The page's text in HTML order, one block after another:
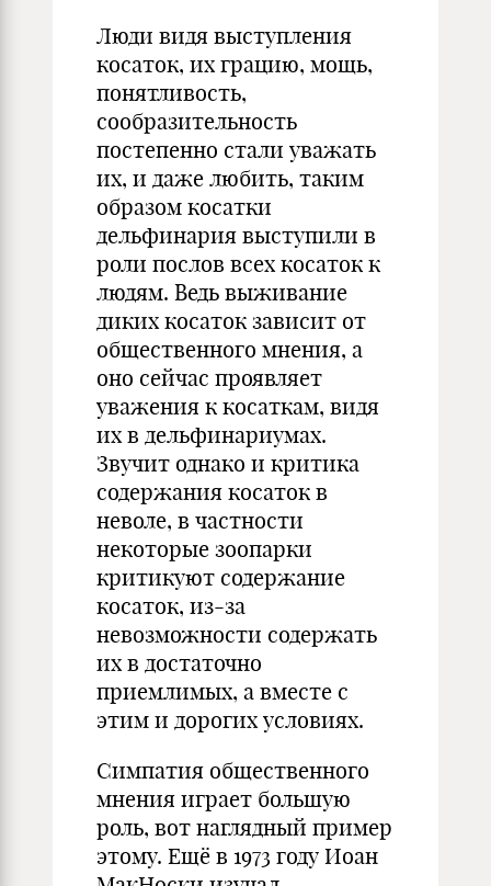
Люди видя выступления
косаток, их грацию, мощь,
понятливость,
сообразительность
постепенно стали уважать
их, и даже любить, таким
образом косатки
дельфинария выступили в
роли послов всех косаток к
людям. Ведь выживание
диких косаток зависит от
общественного мнения, а
оно сейчас проявляет
уважения к косаткам, видя
их в дельфинариумах.
Звучит однако и критика
содержания косаток в
неволе, в частности
некоторые зоопарки
критикуют содержание
косаток, из-за
невозможности содержать
их в достаточно
приемлимых, а вместе с
этим и дорогих условиях.
Симпатия общественного
мнения играет большую
роль, вот наглядный пример
этому. Ещё в 1973 году Иоан